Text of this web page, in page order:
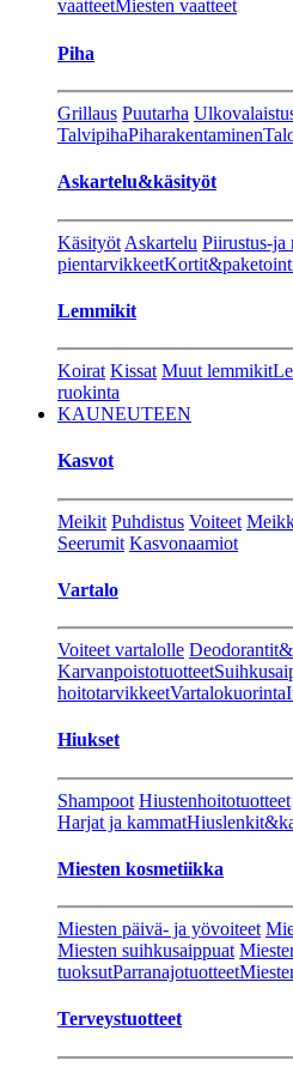
vaatteetMiesten vaatteet
Piha
Grillaus Puutarha
TalvipihaPiharakentaminen
Askartelu&käsityöt
Käsityöt Askartelu Piirustus-ja
pientarvikkeet
Lemmikit
Koirat Kissat Muut lemmikit
ruokinta
KAUNEUTEEN
Kasvot
Meikit Puhdistus Voiteet
Seerumit Kasvonaamiot
Vartalo
Voiteet vartalolle
Karvanpoistotuotteet
hoitotarvikkeetVartalokuorinta
Hiukset
Shampoot Hiustenhoitotuotteet
Harjat ja kammat
Miesten kosmetiikka
Miesten päivä- ja yövoiteet
Miesten suihkusaippuat
tuoksutParranajotuotteet
Terveystuotteet